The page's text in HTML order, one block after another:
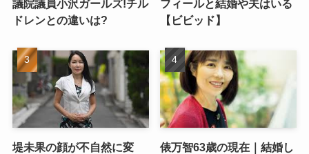
議院議員小沢ガールズ!チル
ドレンとの違いは?
フィールと結婚や夫はいる
【ビビッド】
堤未果の顔が不自然に変
俵万智63歳の現在｜結婚し